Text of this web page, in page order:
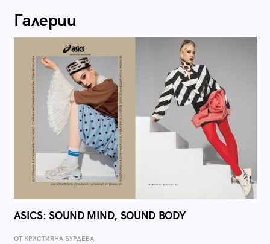
Галерии
ASICS: SOUND MIND, SOUND BODY
ОТ КРИСТИЯНА БУРДЕВА